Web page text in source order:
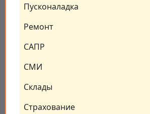
Пусконаладка
Ремонт
САПР
СМИ
Склады
Страхование